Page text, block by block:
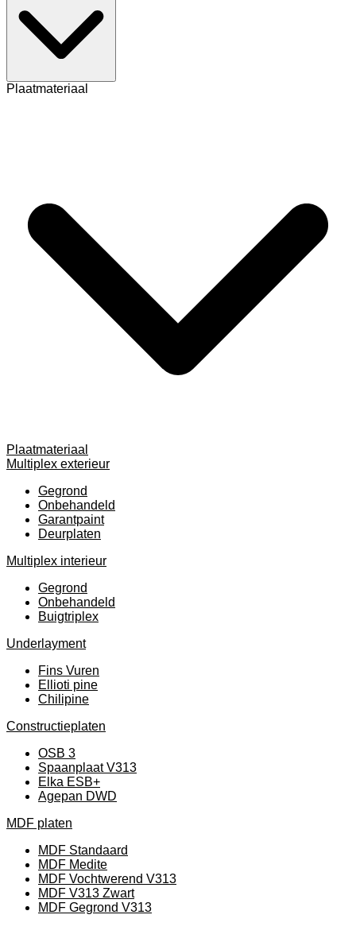
Plaatmateriaal
Plaatmateriaal
Multiplex exterieur
Gegrond
Onbehandeld
Garantpaint
Deurplaten
Multiplex interieur
Gegrond
Onbehandeld
Buigtriplex
Underlayment
Fins Vuren
Ellioti pine
Chilipine
Constructieplaten
OSB 3
Spaanplaat V313
Elka ESB+
Agepan DWD
MDF platen
MDF Standaard
MDF Medite
MDF Vochtwerend V313
MDF V313 Zwart
MDF Gegrond V313